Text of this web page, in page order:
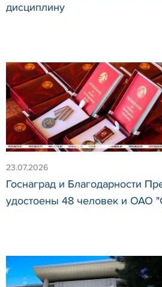
дисциплину
23.07.2026
Госнаград и Благодарности
удостоены 48 человек и ОАО